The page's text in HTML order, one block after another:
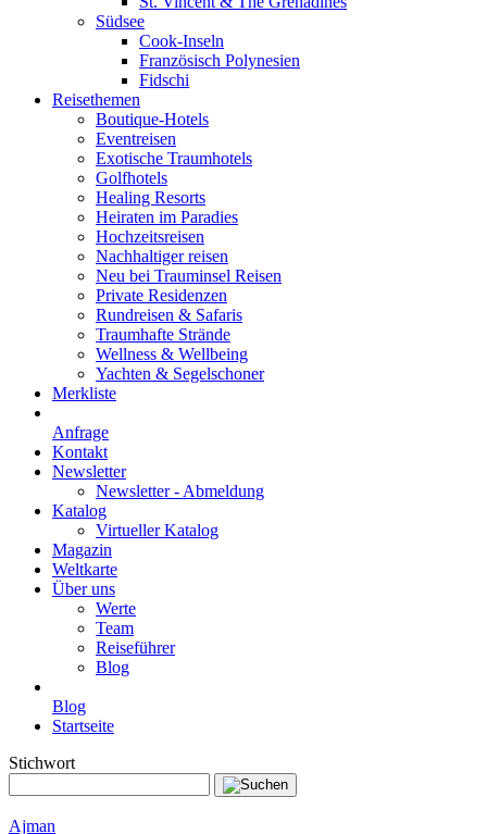
Südsee
Cook-Inseln
Französisch Polynesien
Fidschi
Reisethemen
Boutique-Hotels
Eventreisen
Exotische Traumhotels
Golfhotels
Healing Resorts
Heiraten im Paradies
Hochzeitsreisen
Nachhaltiger reisen
Neu bei Trauminsel Reisen
Private Residenzen
Rundreisen & Safaris
Traumhafte Strände
Wellness & Wellbeing
Yachten & Segelschoner
Merkliste
Anfrage
Kontakt
Newsletter
Newsletter - Abmeldung
Katalog
Virtueller Katalog
Magazin
Weltkarte
Über uns
Werte
Team
Reiseführer
Blog
Blog
Startseite
Stichwort
Ajman